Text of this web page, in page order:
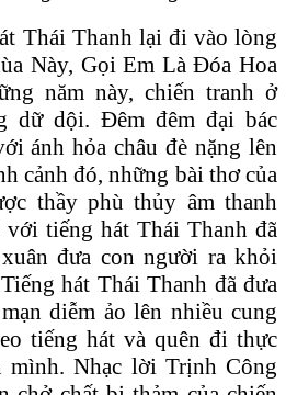
Thái Thanh lại đi vào lòng
Này, Gọi Em Là Đóa Hoa
năm này, chiến tranh ở
dữ dội. Đêm đêm đại bác
ánh hỏa châu đè nặng lên
cảnh đó, những bài thơ của
thầy phù thủy âm thanh
với tiếng hát Thái Thanh đã
đưa con người ra khỏi
hát Thái Thanh đã đưa
diễm ảo lên nhiều cung
tiếng hát và quên đi thực
mình. Nhạc lời Trịnh Công